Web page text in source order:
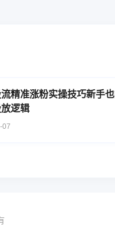
精准涨粉实操技巧新手
逻辑
07